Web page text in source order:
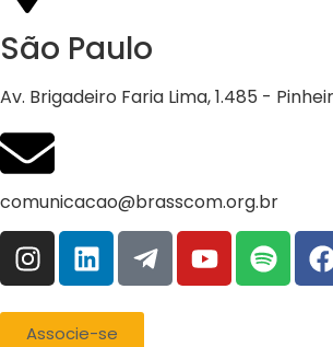
São Paulo
Av. Brigadeiro Faria Lima, 1.485 -
comunicacao@brasscom.org.br
Associe-se